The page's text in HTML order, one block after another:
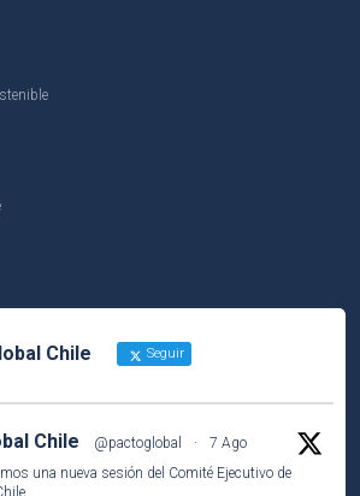
Chile Seguir
Chile @pactoglobal ·
7 Ago
una nueva sesión del Comité Ejecutivo de